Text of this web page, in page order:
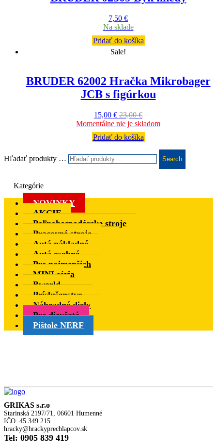
7,50 €
Na sklade
Pridať do košíka
Sale!
BRUDER 62002 Hračka Mikrobager
JCB s figúrkou
15,00 € 23,00€
Momentálne nie je skladom
Pridať do košíka
Hľadať produkty … Search
Kategórie
NOVINKY
AKCIE
Poľnohospodárske stroje
Pracovné stroje
Autá nákladné
Autá osobné
Pre najmenších
MINI séria
Bworld
Príslušenstvo
Náhradné diely
Pre dievčatá
Pištole NERF
GRIKAS s.r.o
Starinská 2197/71, 06601 Humenné
IČO: 45 349 215
hracky@hrackyprechlapcov.sk
Tel: 0905 839 419